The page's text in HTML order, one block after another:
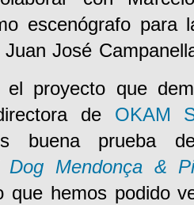
escenógrafo para
José
proyecto que
de OKAM
buena prueba
Dog Mendonça &
que hemos podido